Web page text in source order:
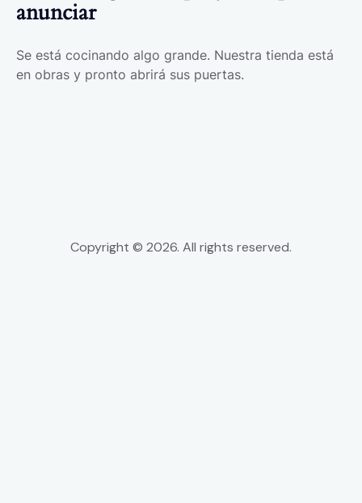
anunciar
Se está cocinando algo grande. Nuestra tienda está
en obras y pronto abrirá sus puertas.
Copyright © 2026. All rights reserved.